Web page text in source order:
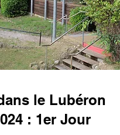
le Lubéron
: 1er Jour